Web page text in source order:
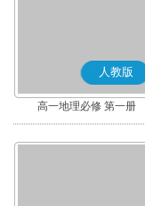
人教版
高一地理必修 第一册